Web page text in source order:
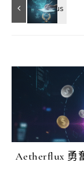
Aetherflux 勇